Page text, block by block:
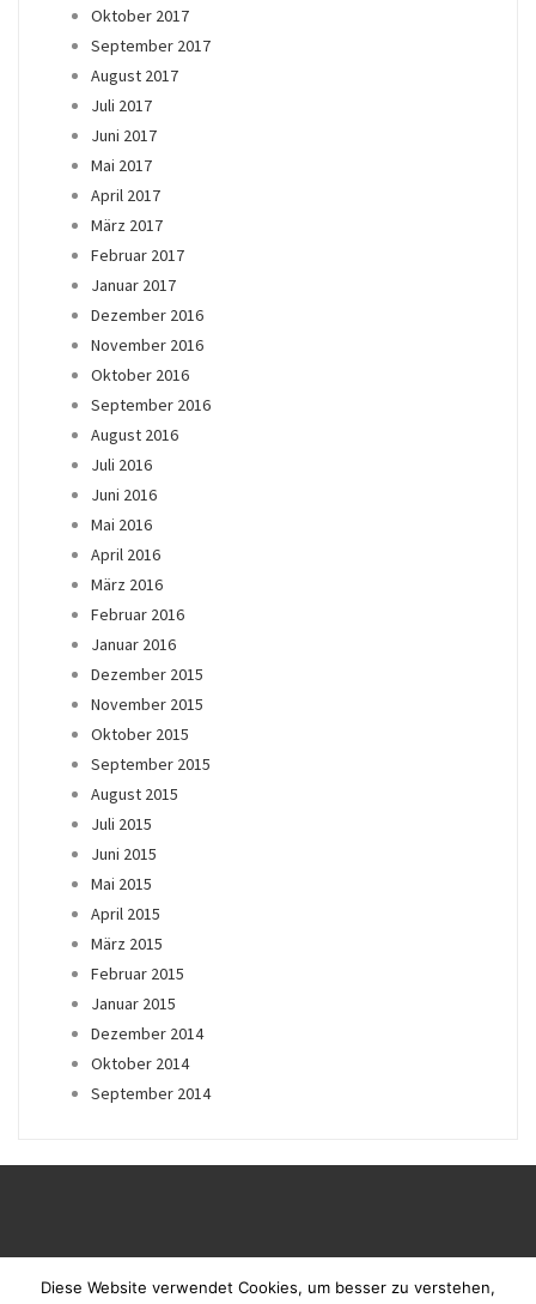
Oktober 2017
September 2017
August 2017
Juli 2017
Juni 2017
Mai 2017
April 2017
März 2017
Februar 2017
Januar 2017
Dezember 2016
November 2016
Oktober 2016
September 2016
August 2016
Juli 2016
Juni 2016
Mai 2016
April 2016
März 2016
Februar 2016
Januar 2016
Dezember 2015
November 2015
Oktober 2015
September 2015
August 2015
Juli 2015
Juni 2015
Mai 2015
April 2015
März 2015
Februar 2015
Januar 2015
Dezember 2014
Oktober 2014
September 2014
Diese Website verwendet Cookies, um besser zu verstehen,